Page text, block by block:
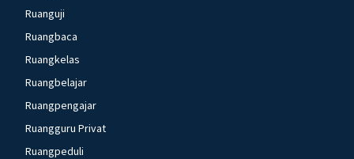
Ruanguji
Ruangbaca
Ruangkelas
Ruangbelajar
Ruangpengajar
Ruangguru Privat
Ruangpeduli